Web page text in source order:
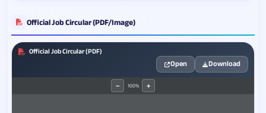
Official Job Circular (PDF/Image)
Official Job Circular (PDF)
Open Download
− 100% +